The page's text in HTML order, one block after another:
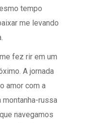
tempo
me levando
fez rir em um
A jornada
amor com a
montanha-russa
navegamos